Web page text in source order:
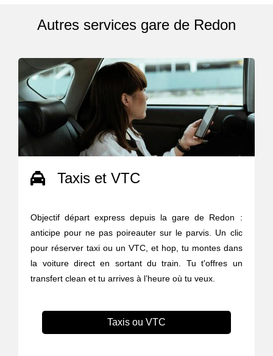
Autres services gare de Redon
Taxis et VTC
Objectif départ express depuis la gare de Redon :
anticipe pour ne pas poireauter sur le parvis. Un clic
pour réserver taxi ou un VTC, et hop, tu montes dans
la voiture direct en sortant du train. Tu t'offres un
transfert clean et tu arrives à l’heure où tu veux.
Taxis ou VTC